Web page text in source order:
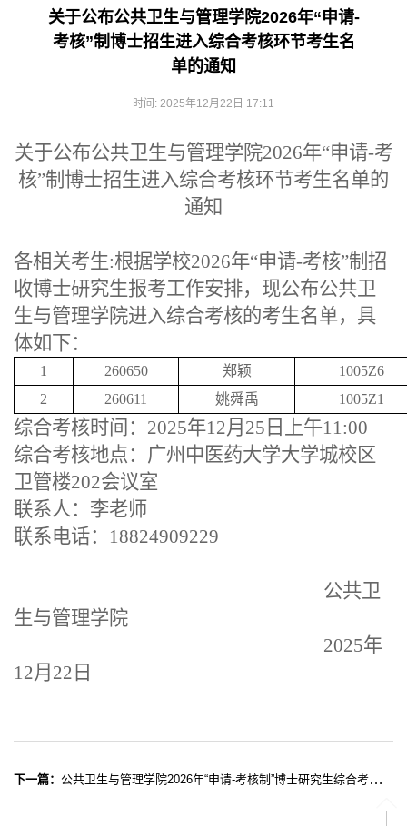
关于公布公共卫生与管理学院2026年“申请-
考核”制博士招生进入综合考核环节考生名
单的通知
时间: 2025年12月22日 17:11
关于公布公共卫生与管理学院2026年“申请-考
核”制博士招生进入综合考核环节考生名单的
通知
各相关考生:根据学校2026年“申请-考核”制招
收博士研究生报考工作安排，现公布公共卫
生与管理学院进入综合考核的考生名单，具
体如下：
1 260650 郑颖
1005Z6
2
260611 姚舜禹 1005Z1
综合考核时间： 2025年12月25日上午11:00
综合考核地点：广州中医药大学大学城校区
卫管楼202会议室
联系人：李老师
联系电话： 18824909229
公共卫
生与管理学院
2025年
12月22日
下一篇： 公共卫生与管理学院2026年“申请-考核制”博士研究生综合考核工作实施细则